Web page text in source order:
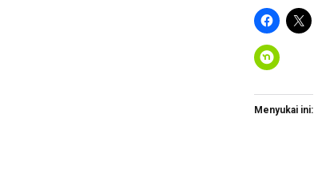
Menyukai ini: